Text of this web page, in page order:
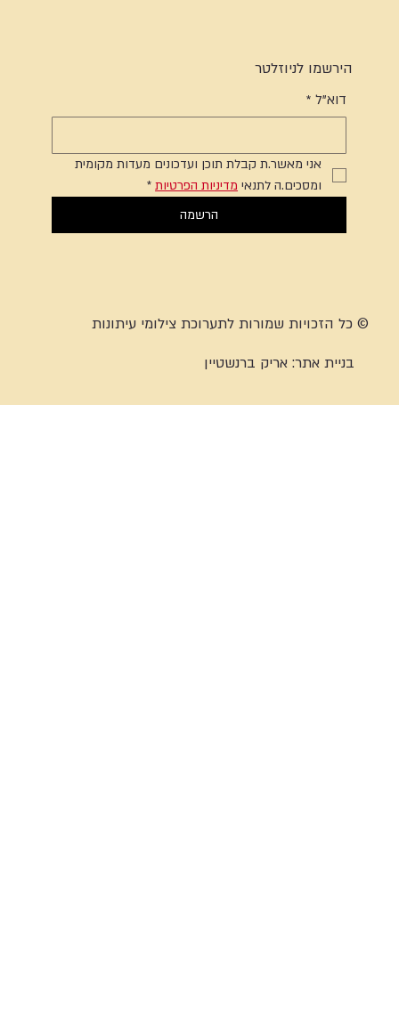
הירשמו לניוזלטר
דוא"ל *
אני מאשר.ת קבלת תוכן ועדכונים מעדות מקומית
ומסכים.ה לתנאי מדיניות הפרטיות *
הרשמה
© כל הזכויות שמורות לתערוכת צילומי עיתונות
בניית אתר:אריק ברנשטיין